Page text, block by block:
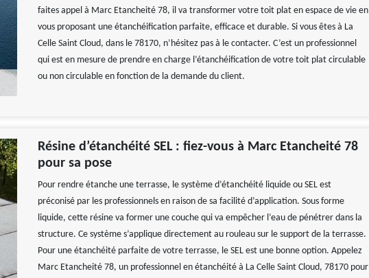
faites appel à Marc Etancheité 78, il va transformer votre toit plat en espace de vie en
vous proposant une étanchéification parfaite, efficace et durable. Si vous êtes à La
Celle Saint Cloud, dans le 78170, n’hésitez pas à le contacter. C’est un professionnel
qui est en mesure de prendre en charge l’étanchéification de votre toit plat circulable
ou non circulable en fonction de la demande du client.
Résine d’étanchéité SEL : fiez-vous à Marc Etancheité 78
pour sa pose
Pour rendre étanche une terrasse, le système d’étanchéité liquide ou SEL est
préconisé par les professionnels en raison de sa facilité d’application. Sous forme
liquide, cette résine va former une couche qui va empêcher l’eau de pénétrer dans la
structure. Ce système s’applique directement au rouleau sur le support de la terrasse.
Pour une étanchéité parfaite de votre terrasse, le SEL est une bonne option. Appelez
Marc Etancheité 78, un professionnel en étanchéité à La Celle Saint Cloud, 78170 pour